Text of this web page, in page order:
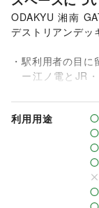
ODAKYU 湘南
デストリアンデッ
・駅利用者の目
ー江ノ電とJR
行量・視認性と
・観光客が多く
－江の島・鎌倉
・幅広い年齢層
－学生からファ
トにアプローチが
利用用途